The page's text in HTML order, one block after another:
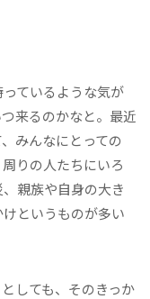
ているような気が
来るのかなと。最近
みんなにとっての
りの人たちにいろ
親族や自身の大き
というものが多い
しても、そのきっか